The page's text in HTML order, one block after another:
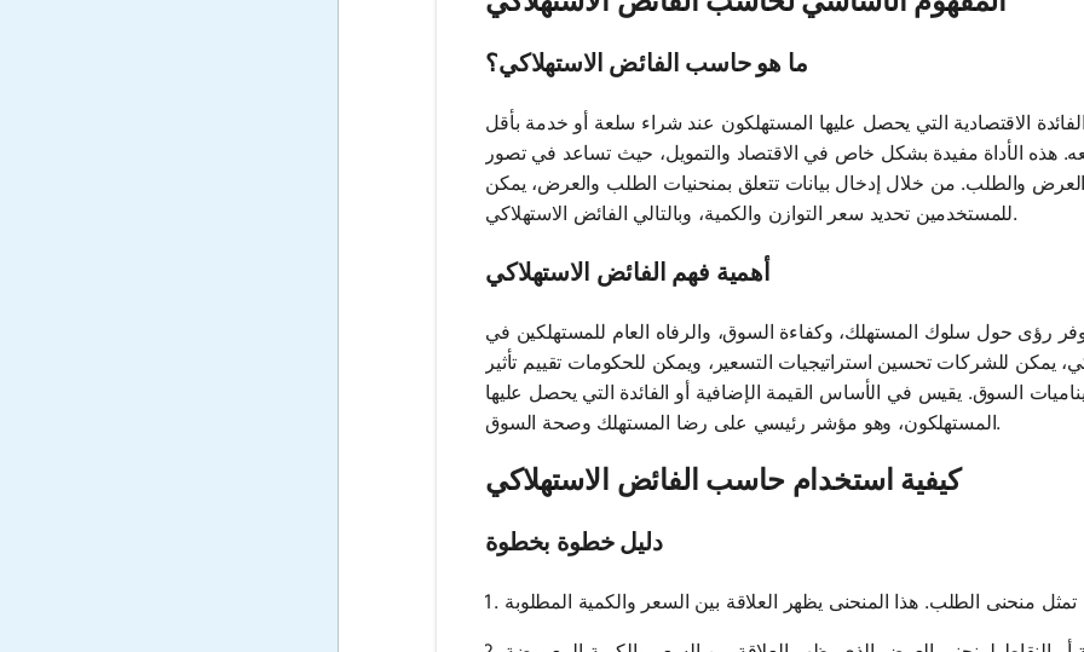
ما هو حاسب الفائض الاستهلاكي؟
الاقتصادية التي يحصل عليها المستهلكون عند شراء سلعة أو خدمة بأقل
هذه الأداة مفيدة بشكل خاص في الاقتصاد والتمويل، حيث تساعد في تصور
والطلب. من خلال إدخال بيانات تتعلق بمنحنيات الطلب والعرض، يمكن
للمستخدمين تحديد سعر التوازن والكمية، وبالتالي الفائض الاستهلاكي.
أهمية فهم الفائض الاستهلاكي
رؤى حول سلوك المستهلك، وكفاءة السوق، والرفاه العام للمستهلكين في
يمكن للشركات تحسين استراتيجيات التسعير، ويمكن للحكومات تقييم تأثير
السوق. يقيس في الأساس القيمة الإضافية أو الفائدة التي يحصل عليها
المستهلكون، وهو مؤشر رئيسي على رضا المستهلك وصحة السوق.
كيفية استخدام حاسب الفائض الاستهلاكي
دليل خطوة بخطوة